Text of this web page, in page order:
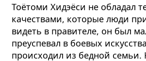
Тоётоми Хидэёси не обладал
качествами, которые люди
видеть в правителе, он был
преуспевал в боевых
происходил из бедной семьи.